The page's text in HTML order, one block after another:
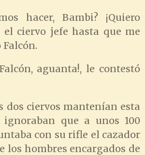
hacer, Bambi? ¡Quiero
el ciervo jefe hasta que me
Falcón.
aguanta!, le contestó
dos ciervos mantenían esta
ignoraban que a unos 100
con su rifle el cazador
los hombres encargados de